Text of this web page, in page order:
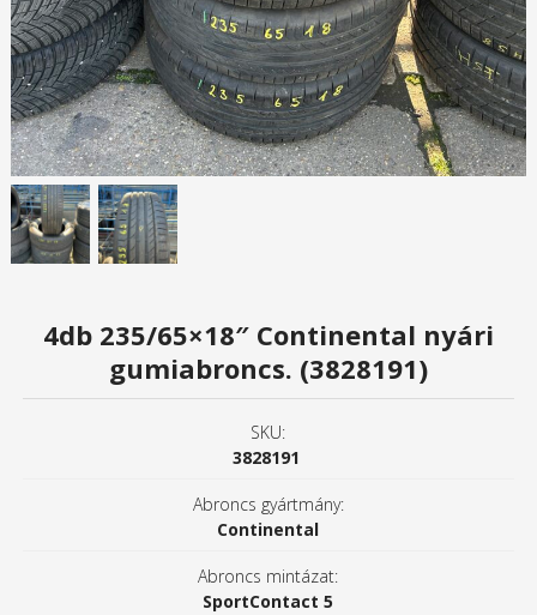
4db 235/65×18″ Continental nyári
gumiabroncs. (3828191)
SKU:
3828191
Abroncs gyártmány:
Continental
Abroncs mintázat:
SportContact 5